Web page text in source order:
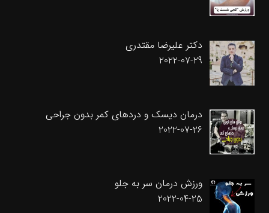
دکتر علیرضا مقتدری
2022-07-29
درمان دیسک و دردهای کمر بدون جراحی
2022-07-26
ورزش درمان سر به جلو
2022-04-25